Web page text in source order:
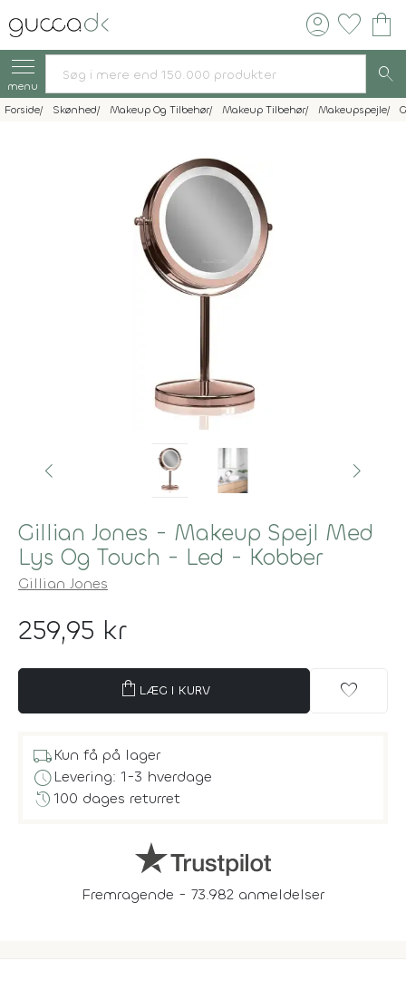
account_circle favorite shopping_bag
menu search
Forside Skønhed Makeup Og Tilbehør Makeup Tilbehør Makeupspejle
Gillian Jones - Makeup Spejl Med
Lys Og Touch - Led - Kobber
Gillian Jones
259,95 kr
shopping_bag LÆG I KURV favorite
local_shippingKun få på lager
scheduleLevering: 1-3 hverdage
history100 dages returret
Fremragende - 73.982 anmeldelser